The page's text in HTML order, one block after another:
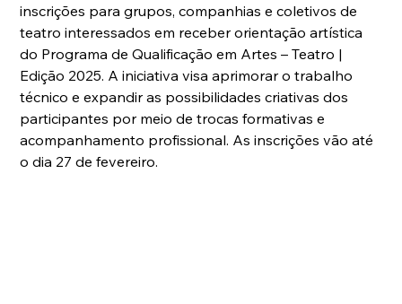
inscrições para grupos, companhias e coletivos de
teatro interessados em receber orientação artística
do Programa de Qualificação em Artes – Teatro |
Edição 2025. A iniciativa visa aprimorar o trabalho
técnico e expandir as possibilidades criativas dos
participantes por meio de trocas formativas e
acompanhamento profissional. As inscrições vão até
o dia 27 de fevereiro.